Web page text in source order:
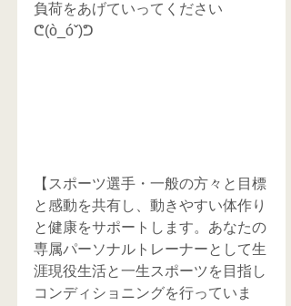
負荷をあげていってください
ᕦ(ò_óˇ)ᕤ
【スポーツ選手・一般の方々と目標
と感動を共有し、動きやすい体作り
と健康をサポートします。あなたの
専属パーソナルトレーナーとして生
涯現役生活と一生スポーツを目指し
コンディショニングを行っていま